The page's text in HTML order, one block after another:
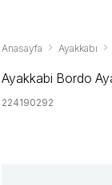
Anasayfa Ayakkabı
Ayakkabi Bordo
224190292